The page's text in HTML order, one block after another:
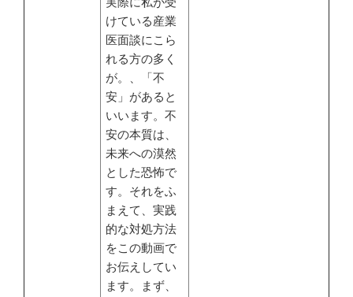
けている産業
医面談にこら
れる方の多く
が。、「不
安」があると
いいます。不
安の本質は、
未来への漠然
とした恐怖で
す。それをふ
まえて、実践
的な対処方法
をこの動画で
お伝えしてい
ます。まず、